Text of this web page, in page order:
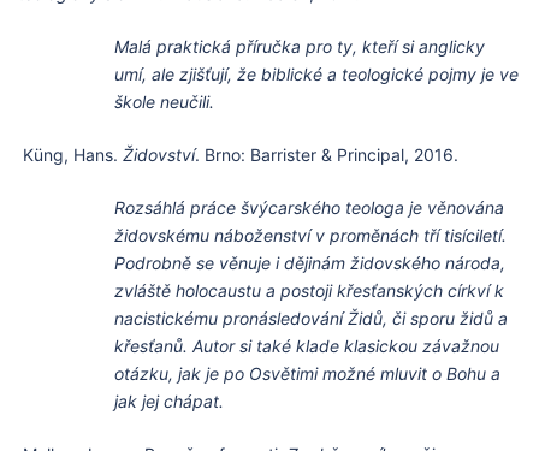
Malá praktická příručka pro ty, kteří si anglicky
umí, ale zjišťují, že biblické a teologické pojmy je ve
škole neučili.
Küng, Hans. Židovství. Brno: Barrister & Principal, 2016.
Rozsáhlá práce švýcarského teologa je věnována
židovskému náboženství v proměnách tří tisíciletí.
Podrobně se věnuje i dějinám židovského národa,
zvláště holocaustu a postoji křesťanských církví k
nacistickému pronásledování Židů, či sporu židů a
křesťanů. Autor si také klade klasickou závažnou
otázku, jak je po Osvětimi možné mluvit o Bohu a
jak jej chápat.